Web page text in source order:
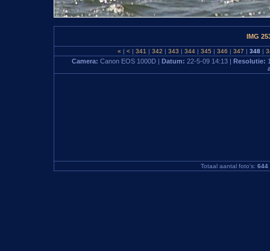
IMG
« | < | 341 | 342 | 343 | 344 | 345 | 346 | 347 | 348 |
Camera: Canon EOS 1000D | Datum: 22-5-09 14:13 | Resolutie:
Totaal aantal foto's: 644